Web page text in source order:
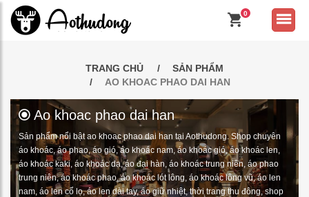
0
TRANG CHỦ
SẢN PHẨM
AO KHOAC PHAO DAI HAN
Ao khoac phao dai han
Sản phẩm nổi bật ao khoac phao dai han tại Aothudong. Shop chuyên
áo khoác, áo phao, áo gió, áo khoác nam, áo khoác gió, áo khoác len,
áo khoác kaki, áo khoác dạ, áo đại hàn, áo khoác trung niên, áo phao
trung niên, áo khoác phao, áo khoác lót lông, áo khoác lông vũ, áo len
nam, áo len cổ lọ, áo len dài tay, áo giữ nhiệt, thời trang thu đông, shop